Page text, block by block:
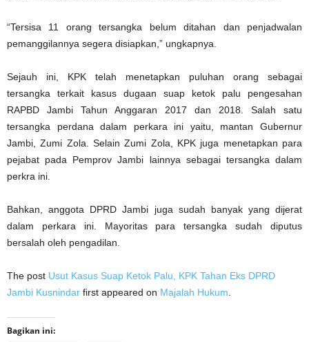
“Tersisa 11 orang tersangka belum ditahan dan penjadwalan
pemanggilannya segera disiapkan,” ungkapnya.
Sejauh ini, KPK telah menetapkan puluhan orang sebagai
tersangka terkait kasus dugaan suap ketok palu pengesahan
RAPBD Jambi Tahun Anggaran 2017 dan 2018. Salah satu
tersangka perdana dalam perkara ini yaitu, mantan Gubernur
Jambi, Zumi Zola. Selain Zumi Zola, KPK juga menetapkan para
pejabat pada Pemprov Jambi lainnya sebagai tersangka dalam
perkra ini.
Bahkan, anggota DPRD Jambi juga sudah banyak yang dijerat
dalam perkara ini. Mayoritas para tersangka sudah diputus
bersalah oleh pengadilan.
The post Usut Kasus Suap Ketok Palu, KPK Tahan Eks DPRD
Jambi Kusnindar first appeared on Majalah Hukum
Bagikan ini: